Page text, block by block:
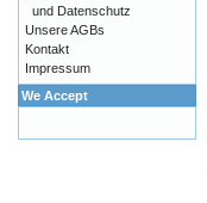
und Datenschutz
Unsere AGBs
Kontakt
Impressum
We Accept